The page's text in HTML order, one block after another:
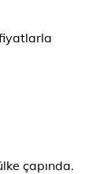
çapında.